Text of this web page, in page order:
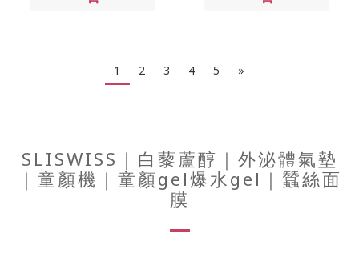
1 2 3 4 5 »
SLISWISS｜白藜蘆醇｜外泌體氣墊
｜童顏機｜童顏gel爆水gel｜蠶絲面
膜